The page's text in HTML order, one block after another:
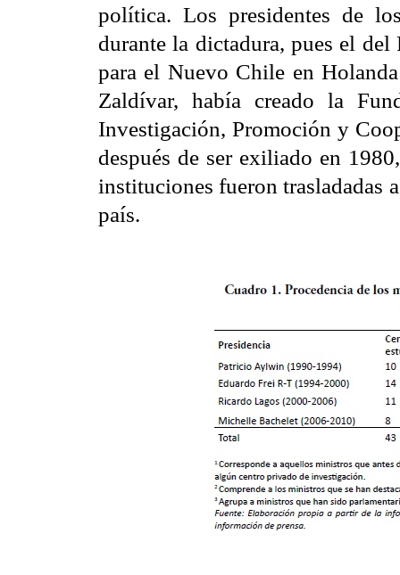
política. Los presidentes de
durante la dictadura, pues el
para el Nuevo Chile en
Zaldívar, había creado la
Investigación, Promoción y
después de ser exiliado en
instituciones fueron trasladadas
país.